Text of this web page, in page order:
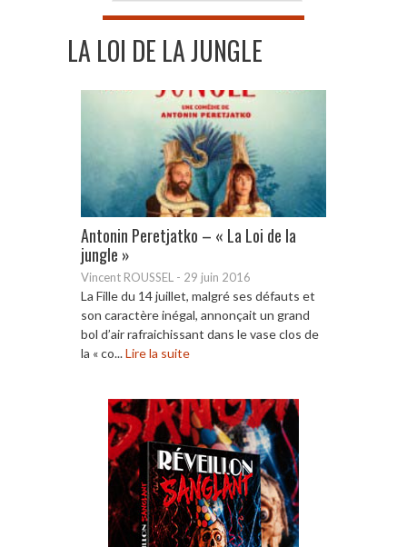
LA LOI DE LA JUNGLE
Antonin Peretjatko – « La Loi de la
jungle »
Vincent ROUSSEL - 29 juin 2016
La Fille du 14 juillet, malgré ses défauts et
son caractère inégal, annonçait un grand
bol d’air rafraichissant dans le vase clos de
la « co...Lire la suite